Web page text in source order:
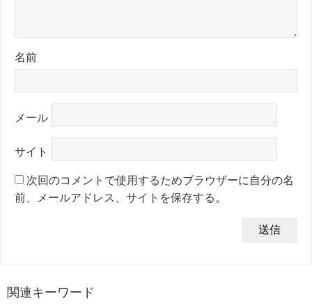
名前
メール
サイト
次回のコメントで使用するためブラウザーに自分の名
前、メールアドレス、サイトを保存する。
関連キーワード